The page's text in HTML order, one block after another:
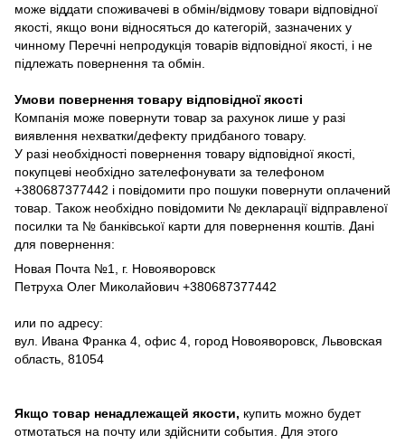
може віддати споживачеві в обмін/відмову товари відповідної
якості, якщо вони відносяться до категорій, зазначених у
чинному Перечні непродукція товарів відповідної якості, і не
підлежать повернення та обмін.
Умови повернення товару відповідної якості
Компанія може повернути товар за рахунок лише у разі
виявлення нехватки/дефекту придбаного товару.
У разі необхідності повернення товару відповідної якості,
покупцеві необхідно зателефонувати за телефоном
+380687377442 і повідомити про пошуки повернути оплачений
товар. Також необхідно повідомити № декларації відправленої
посилки та № банківської карти для повернення коштів. Дані
для повернення:
Новая Почта №1, г. Новояворовск
Петруха Олег Миколайович +380687377442
или по адресу:
вул. Ивана Франка 4, офис 4, город Новояворовск, Львовская
область, 81054
Якщо товар ненадлежащей якости, купить можно будет
отмотаться на почту или здійснити события. Для этого